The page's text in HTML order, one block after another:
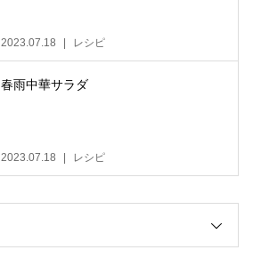
2023.07.18 レシピ
春雨中華サラダ
2023.07.18 レシピ